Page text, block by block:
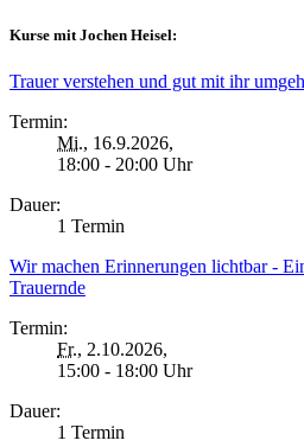
Kurse mit Jochen Heisel:
Trauer verstehen und gut mit ihr
Termin:
Mi., 16.9.2026,
18:00 - 20:00 Uhr
Dauer:
1 Termin
Wir machen Erinnerungen lichtbar -
Trauernde
Termin:
Fr., 2.10.2026,
15:00 - 18:00 Uhr
Dauer:
1 Termin